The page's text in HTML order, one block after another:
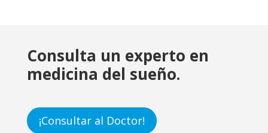
Consulta un experto en
medicina del sueño.
¡Consultar al Doctor!